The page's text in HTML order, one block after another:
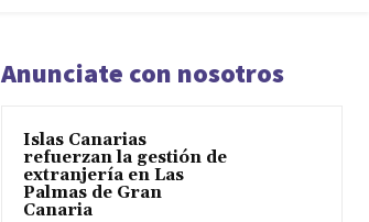
Anunciate con nosotros
Islas Canarias
refuerzan la gestión de
extranjería en Las
Palmas de Gran
Canaria